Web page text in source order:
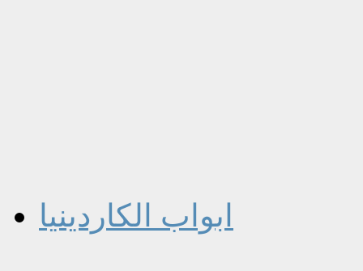
ابواب الكاردينيا